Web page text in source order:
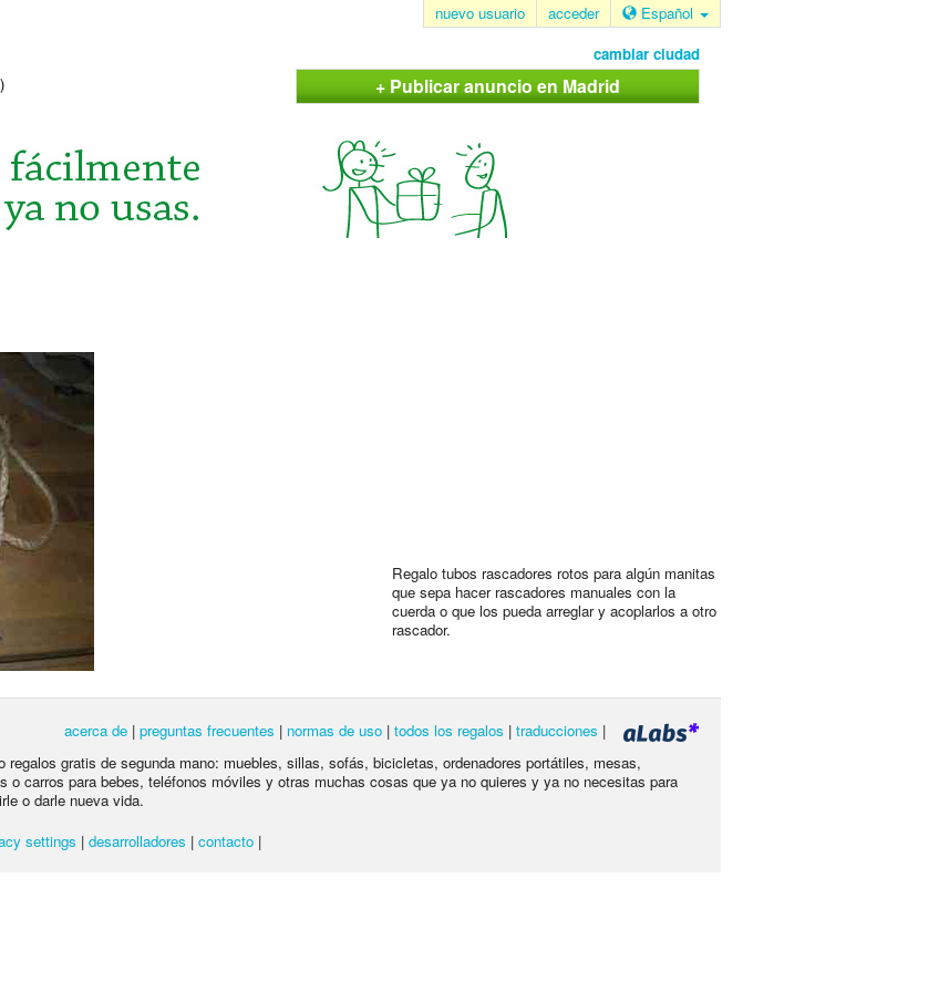
nuevo usuario acceder Español
cambiar ciudad
+ Publicar anuncio en Madrid
Regalo tubos rascadores rotos para algún manitas
que sepa hacer rascadores manuales con la
cuerda o que los pueda arreglar y acoplarlos a otro
rascador.
acerca de | preguntas frecuentes | normas de uso | todos los regalos | traducciones |
regalos gratis de segunda mano: muebles, sillas, sofás, bicicletas, ordenadores portátiles, mesas,
o carros para bebes, teléfonos móviles y otras muchas cosas que ya no quieres y ya no necesitas para
o darle nueva vida.
settings | desarrolladores | contacto |